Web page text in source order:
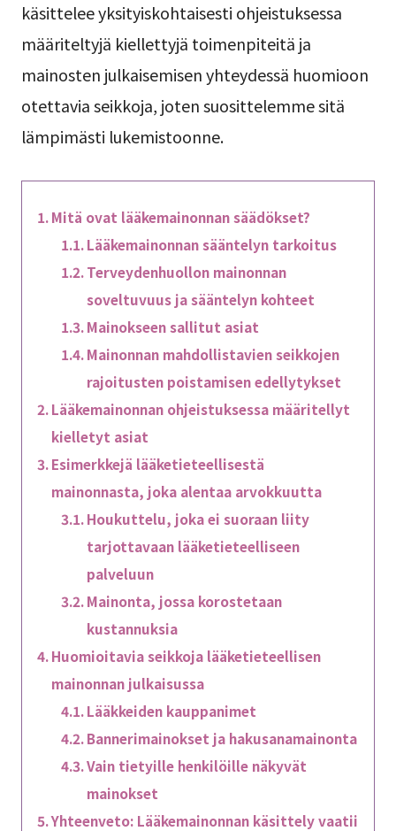
käsittelee yksityiskohtaisesti ohjeistuksessa
määriteltyjä kiellettyjä toimenpiteitä ja
mainosten julkaisemisen yhteydessä huomioon
otettavia seikkoja, joten suosittelemme sitä
lämpimästi lukemistoonne.
Mitä ovat lääkemainonnan säädökset?
Lääkemainonnan sääntelyn tarkoitus
Terveydenhuollon mainonnan
soveltuvuus ja sääntelyn kohteet
Mainokseen sallitut asiat
Mainonnan mahdollistavien seikkojen
rajoitusten poistamisen edellytykset
Lääkemainonnan ohjeistuksessa määritellyt
kielletyt asiat
Esimerkkejä lääketieteellisestä
mainonnasta, joka alentaa arvokkuutta
Houkuttelu, joka ei suoraan liity
tarjottavaan lääketieteelliseen
palveluun
Mainonta, jossa korostetaan
kustannuksia
Huomioitavia seikkoja lääketieteellisen
mainonnan julkaisussa
Lääkkeiden kauppanimet
Bannerimainokset ja hakusanamainonta
Vain tietyille henkilöille näkyvät
mainokset
Yhteenveto: Lääkemainonnan käsittely vaatii